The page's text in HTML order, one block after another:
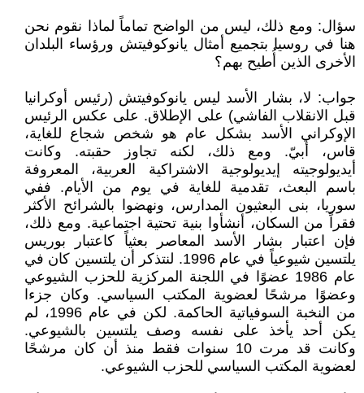
سؤال: ومع ذلك، ليس من الواضح تماماً لماذا نقوم نحن
هنا في روسيا بتجميع أمثال يانوكوفيتش ورؤساء البلدان
الأخرى الذين أُطيح بهم؟
جواب: لا، بشار الأسد ليس يانوكوفيتش (رئيس أوكرانيا
قبل الانقلاب الفاشي) على الإطلاق. على عكس الرئيس
الإوكراني الأسد بشكل عام هو شخص شجاع للغاية،
قاس، أبيّ. ومع ذلك، لكنه تجاوز حقبته. وكانت
أيديولوجيته إيديولوجية الاشتراكية العربية، المعروفة
باسم البعث، تقدمية للغاية في يوم من الأيام. ففي
سوريا، بنى البعثيون المدارس، ونهضوا بالشرائح الأكثر
فقراً من السكان، أنشأوا بنية تحتية اجتماعية. ومع ذلك،
فإن اعتبار بشار الأسد المعاصر بعثياً كاعتبار بوريس
يلتسين شيوعياً في عام 1996. لنتذكر أن يلتسين كان في
عام 1986 عضوًا في اللجنة المركزية للحزب الشيوعي
وعضوًا مرشحًا لعضوية المكتب السياسي. وكان جزءا
من النخبة السوفياتية الحاكمة. لكن في عام 1996، لم
يكن أحد يأخذ على نفسه وصف يلتسين بالشيوعي.
وكانت قد مرت 10 سنوات فقط منذ أن كان مرشحًا
لعضوية المكتب السياسي للحزب الشيوعي.